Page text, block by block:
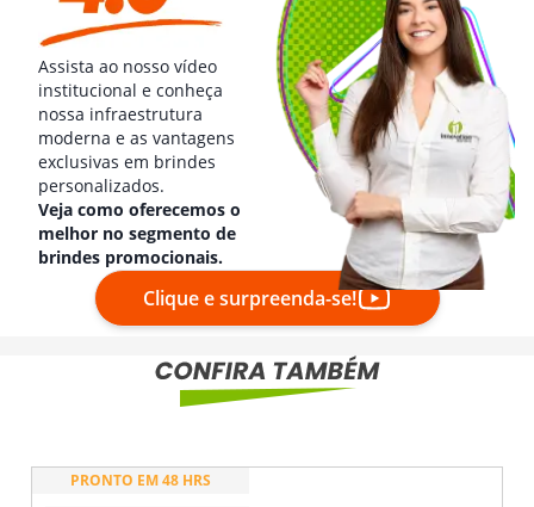
Assista ao nosso vídeo
institucional e conheça
nossa infraestrutura
moderna e as vantagens
exclusivas em brindes
personalizados.
Veja como oferecemos o
melhor no segmento de
brindes promocionais.
Clique e surpreenda-se!
PRONTO EM 48 HRS